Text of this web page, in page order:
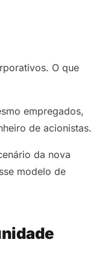
O que
empregados,
de acionistas.
da nova
modelo de